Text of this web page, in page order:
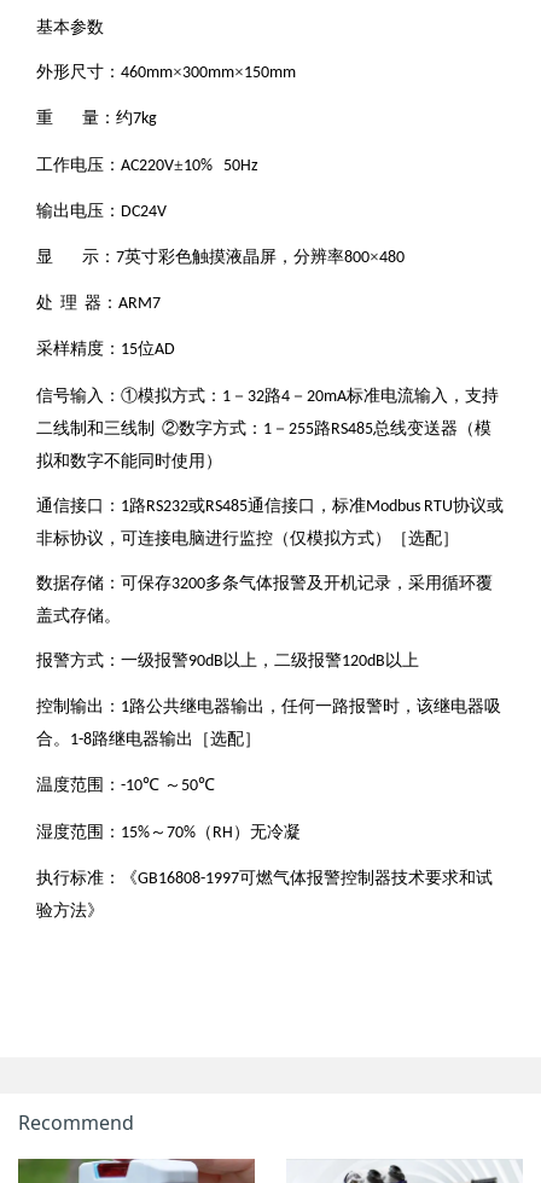
基本参数
外形尺寸： 460mm×300mm×150mm
重 量：约7kg
工作电压： AC220V±10% 50Hz
输出电压： DC24V
显 示： 7英寸彩色触摸液晶屏，分辨率800×480
处 理 器： ARM7
采样精度： 15位AD
信号输入：①模拟方式： 1 － 32路4 － 20mA标准电流输入，支持
二线制和三线制 ②数字方式： 1 － 255路RS485总线变送器（模
拟和数字不能同时使用）
通信接口： 1路RS232或RS485通信接口，标准Modbus RTU协议或
非标协议，可连接电脑进行监控（仅模拟方式）［选配］
数据存储：可保存3200多条气体报警及开机记录，采用循环覆
盖式存储。
报警方式：一级报警90dB以上，二级报警120dB以上
控制输出： 1路公共继电器输出，任何一路报警时，该继电器吸
合。 1-8路继电器输出［选配］
温度范围： -10℃ ～ 50℃
湿度范围： 15% ～ 70% （ RH ）无冷凝
执行标准：《GB16808-1997可燃气体报警控制器技术要求和试
验方法》
Recommend